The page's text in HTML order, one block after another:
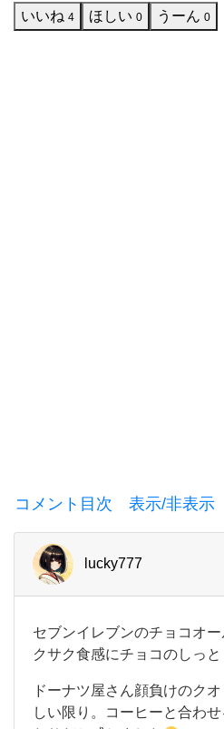
し
いいね 4 ほしい 0 うーん 0
コメント目次 表示/非表示
lucky777
セ
ブ
ン
イ
レ
ブ
セブンイレブンのチョコオ
クサク食感にチョコのしっと
ドーナツ屋さん顔負けのク
しい限り。コーヒーと合わ